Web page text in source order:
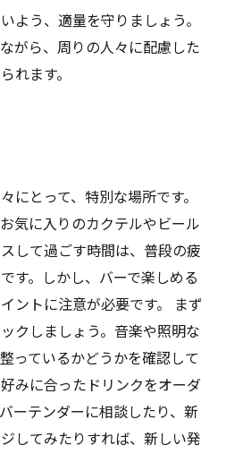
よう、適量を守りましょう。
がら、周りの人々に配慮した
れます。
にとって、特別な場所です。
気に入りのカクテルやビール
して過ごす時間は、普段の疲
す。しかし、バーで楽しめる
ントに注意が必要です。 まず
クしましょう。音楽や照明な
っているかどうかを確認して
みに合ったドリンクをオーダ
ーテンダーに相談したり、新
してみたりすれば、新しい発